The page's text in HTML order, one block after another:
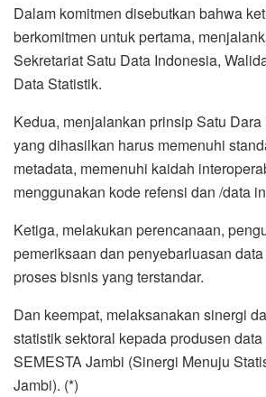
Dalam komitmen disebutkan bahwa
berkomitmen untuk pertama,
Sekretariat Satu Data Indonesia,
Data Statistik.
Kedua, menjalankan prinsip Satu
yang dihasilkan harus memenuhi
metadata, memenuhi kaidah
menggunakan kode refensi dan /data
Ketiga, melakukan perencanaan,
pemeriksaan dan penyebarluasan
proses bisnis yang terstandar.
Dan keempat, melaksanakan sinergi
statistik sektoral kepada produsen
SEMESTA Jambi (Sinergi Menuju
Jambi). (*)